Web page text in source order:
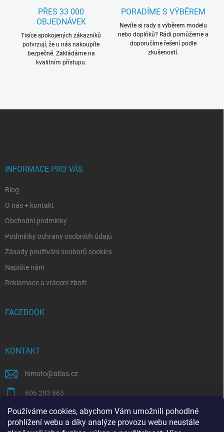
Používáme cookies, abychom Vám umožnili pohodlné
prohlížení webu a díky analýze provozu webu neustále
PŘES 33 000
OBJEDNÁVEK
Tisíce spokojených zákazníků
potvrzují, že u nás nakoupíte
bezpečně. Zakládáme na
kvalitním přístupu.
PORADÍME S VÝBĚREM
Nevíte si rady s výběrem modelu
nebo doplňků? Rádi pomůžeme a
doporučíme řešení podle
zkušeností.
INFORMACE PRO VÁS
Blog
O nás + kontakt
Obchodní podmínky
Podmínky ochrany osobních údajů
Zásady používání souborů cookies
Napište nám
Reklamace a vrácení zboží
FACEBOOK
KONTAKT
himoto@atlas.cz
606 293 863
https://www.facebook.com/himotocz